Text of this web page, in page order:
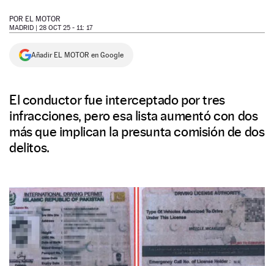
NEWSLETTER
SÍGUENOS
POR EL MOTOR
MADRID | 28 OCT 25 - 11: 17
Añadir EL MOTOR en Google
El conductor fue interceptado por tres
infracciones, pero esa lista aumentó con dos
más que implican la presunta comisión de dos
delitos.